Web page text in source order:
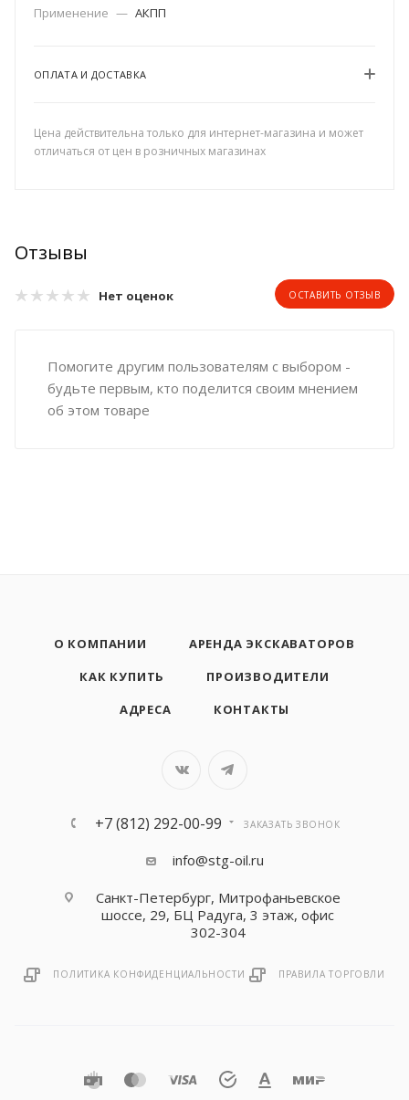
Применение — АКПП
ОПЛАТА И ДОСТАВКА
Цена действительна только для интернет-магазина и может
отличаться от цен в розничных магазинах
Отзывы
Нет оценок ОСТАВИТЬ ОТЗЫВ
Помогите другим пользователям с выбором -
будьте первым, кто поделится своим мнением
об этом товаре
О КОМПАНИИ
АРЕНДА ЭКСКАВАТОРОВ
КАК КУПИТЬ
ПРОИЗВОДИТЕЛИ
АДРЕСА
КОНТАКТЫ
+7 (812) 292-00-99 ЗАКАЗАТЬ ЗВОНОК
info@stg-oil.ru
Санкт-Петербург, Митрофаньевское
шоссе, 29, БЦ Радуга, 3 этаж, офис
302-304
ПОЛИТИКА КОНФИДЕНЦИАЛЬНОСТИ ПРАВИЛА ТОРГОВЛИ